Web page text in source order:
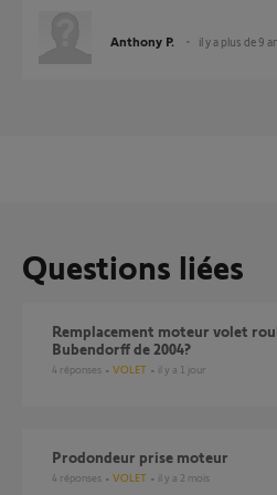
Anthony P. il y a plus de 9
Questions liées
Remplacement moteur volet roulant dans un ancien coffre
Bubendorff de 2004?
4 réponses VOLET il y a 1 jour
Prodondeur prise moteur
4 réponses VOLET il y a 2 mois